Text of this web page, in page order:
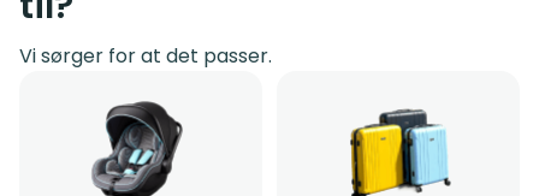
Vi sørger for at det passer.